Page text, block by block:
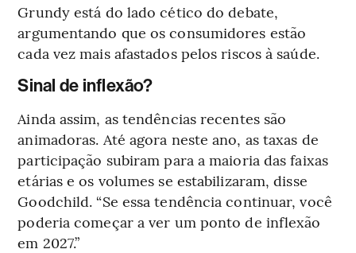
Grundy está do lado cético do debate,
argumentando que os consumidores estão
cada vez mais afastados pelos riscos à saúde.
Sinal de inflexão?
Ainda assim, as tendências recentes são
animadoras. Até agora neste ano, as taxas de
participação subiram para a maioria das faixas
etárias e os volumes se estabilizaram, disse
Goodchild. “Se essa tendência continuar, você
poderia começar a ver um ponto de inflexão
em 2027.”